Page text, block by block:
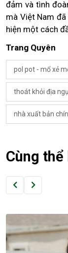
đảm và tình
mà Việt Nam
hiện một cách
Trang Quyên
pol pot - mổ xẻ
thoát khỏi địa
nhà xuất bản
Cùng thể